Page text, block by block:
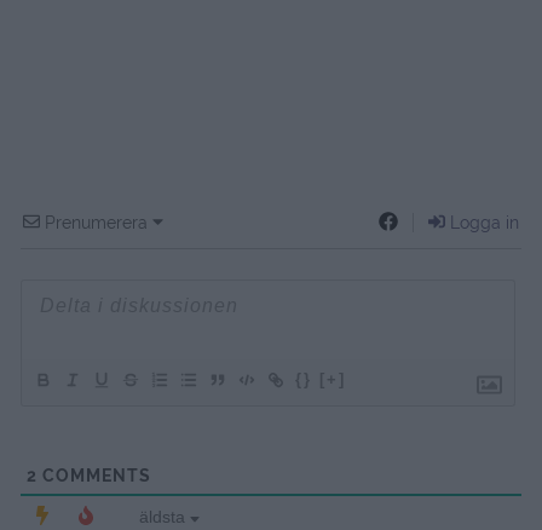
Prenumerera Logga in
{} [+]
2 COMMENTS
äldsta